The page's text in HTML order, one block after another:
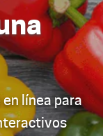
línea para